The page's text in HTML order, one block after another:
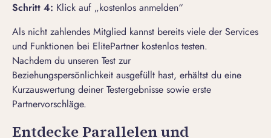
Schritt 4: Klick auf „kostenlos anmelden“
Als nicht zahlendes Mitglied kannst bereits viele der Services
und Funktionen bei ElitePartner kostenlos testen.
Nachdem du unseren Test zur
Beziehungspersönlichkeit ausgefüllt hast, erhältst du eine
Kurzauswertung deiner Testergebnisse sowie erste
Partnervorschläge.
Entdecke Parallelen und